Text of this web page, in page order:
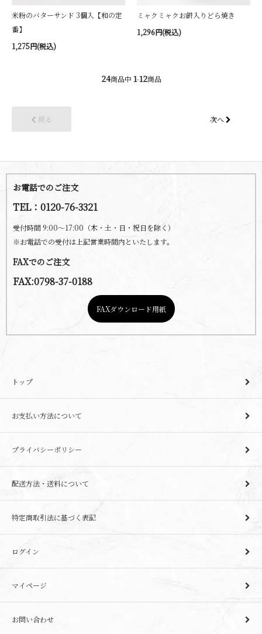
米粉のバターサンド 3個入【和の定
番】
1,275円(税込)
ミャクミャクお餅入りどら焼き
1,296円(税込)
24商品中 1-12商品
戻る 次へ
お電話でのご注文
TEL：0120-76-3321
受付時間 9:00～17:00（木・土・日・祝日を除く）
※お電話での受付は上記営業時間内といたします。
FAXでのご注文
FAX:0798-37-0188
FAXダウンロード用紙
トップ
お支払い方法について
プライバシーポリシー
配送方法・送料について
特定商取引法に基づく表記
ログイン
マイページ
お問い合わせ